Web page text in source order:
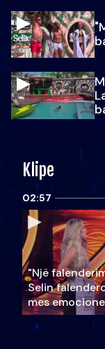
Klipe
02:57
"Një
Selin
mes